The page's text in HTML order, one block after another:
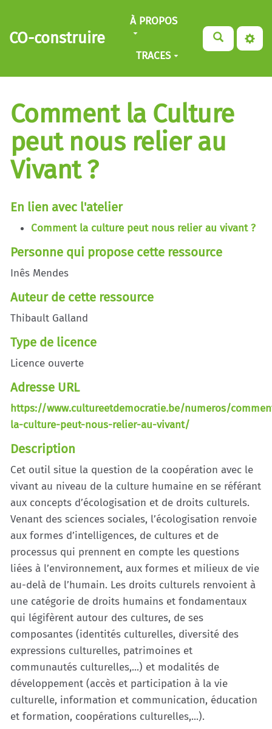
Aller au contenu principal
CO-construire
À PROPOS
TRACES
Comment la Culture
peut nous relier au
Vivant ?
En lien avec l'atelier
Comment la culture peut nous relier au vivant ?
Personne qui propose cette ressource
Inês Mendes
Auteur de cette ressource
Thibault Galland
Type de licence
Licence ouverte
Adresse URL
https://www.cultureetdemocratie.be/numeros/
la-culture-peut-nous-relier-au-vivant/
Description
Cet outil situe la question de la coopération avec le
vivant au niveau de la culture humaine en se référant
aux concepts d’écologisation et de droits culturels.
Venant des sciences sociales, l’écologisation renvoie
aux formes d’intelligences, de cultures et de
processus qui prennent en compte les questions
liées à l’environnement, aux formes et milieux de vie
au-delà de l’humain. Les droits culturels renvoient à
une catégorie de droits humains et fondamentaux
qui légifèrent autour des cultures, de ses
composantes (identités culturelles, diversité des
expressions culturelles, patrimoines et
communautés culturelles,...) et modalités de
développement (accès et participation à la vie
culturelle, information et communication, éducation
et formation, coopérations culturelles,...).